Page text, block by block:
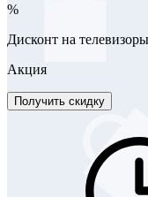
%
Дисконт на
Акция
Получить скидку